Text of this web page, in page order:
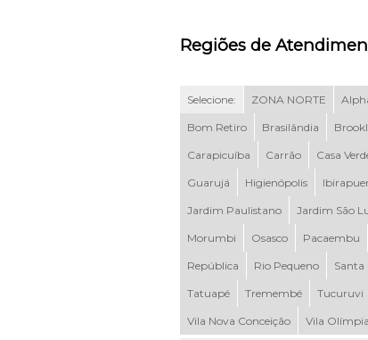
Regiões de
Selecione: ZONA NORTE
Bom Retiro Brasilândia
Carapicuíba Carrão Casa
Guarujá Higienópolis
Jardim Paulistano Jardim São
Morumbi Osasco Pacaembu
República Rio Pequeno Santa
Tatuapé Tremembé Tucuruvi
Vila Nova Conceição Vila Olímpia